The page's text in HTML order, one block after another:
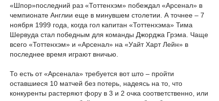
«Шпор»последний раз «Тоттенхэм» побеждал «Арсенал» в
чемпионате Англии еще в минувшем столетии. А точнее – 7
ноября 1999 года, когда гол капитан «Тоттенхэма» Тима
Шервуда стал победным для команды Джорджа Грэма. Чаще
всего «Тоттенхэм» и «Арсенал» на «Уайт Харт Лейн» в
последнее время играют вничью.
То есть от «Арсенала» требуется вот што – пройти
оставшиеся 10 матчей без потерь, надеясь на то, что
конкуренты растеряют фору в 3 и 2 очка соответственно, или